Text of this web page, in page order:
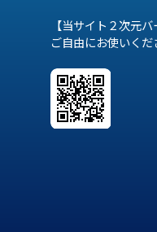
【当サイト２次元バ
ご自由にお使いく